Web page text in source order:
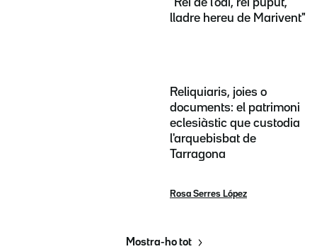
"Rei de l'odi, rei puput,
lladre hereu de Marivent"
Reliquiaris, joies o
documents: el patrimoni
eclesiàstic que custodia
l'arquebisbat de
Tarragona
Rosa Serres López
Mostra-ho tot